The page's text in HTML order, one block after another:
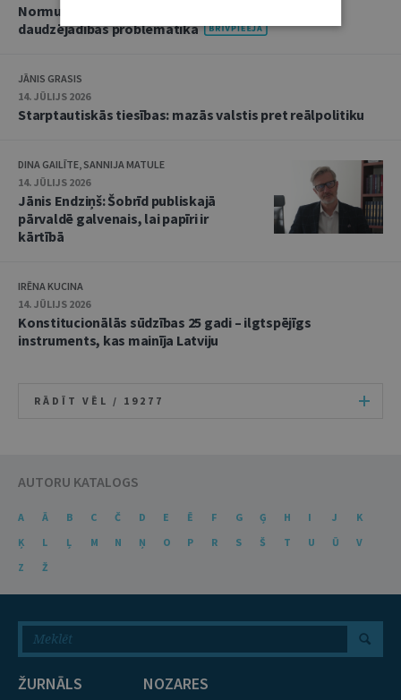
Normu konkurences un noziedzīgu nodarījumu
daudzējādības problemātika
JĀNIS GRASIS
14. JŪLIJS 2026
Starptautiskās tiesības: mazās valstis pret reālpolitiku
DINA GAILĪTE, SANNIJA MATULE
14. JŪLIJS 2026
Jānis Endziņš: Šobrīd publiskajā
pārvaldē galvenais, lai papīri ir
kārtībā
IRĒNA KUCINA
14. JŪLIJS 2026
Konstitucionālās sūdzības 25 gadi – ilgtspējīgs
instruments, kas mainīja Latviju
RĀDĪT VĒL / 19277
AUTORU KATALOGS
A Ā B C Č D E Ē F G Ģ H I J
K
Ķ
L Ļ M N Ņ O P R S Š T U Ū
V
Z
Ž
ŽURNĀLS NOZARES